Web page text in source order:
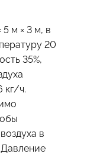
м × 3 м, в
20
35%,
кг/ч.
в
Давление